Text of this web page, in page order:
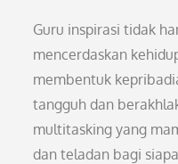
Guru inspirasi tidak
mencerdaskan
membentuk
tangguh dan
multitasking yang
dan teladan bagi